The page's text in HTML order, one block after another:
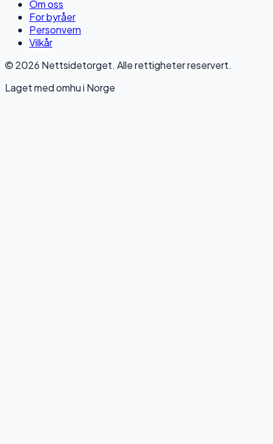
Om oss
For byråer
Personvern
Vilkår
© 2026 Nettsidetorget. Alle rettigheter reservert.
Laget med omhu i Norge